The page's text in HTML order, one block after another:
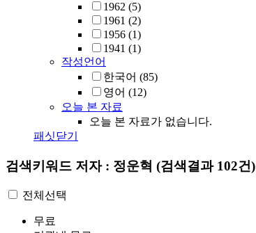
1962 (5)
1961 (2)
1956 (1)
1941 (1)
작성언어
한국어 (85)
영어 (12)
오늘 본 자료
오늘 본 자료가 없습니다.
패싯닫기
검색키워드 저자 : 정운혁 (검색결과 102건)
전체선택
무료